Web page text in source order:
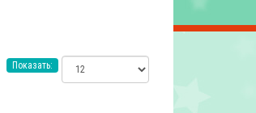
Показать: